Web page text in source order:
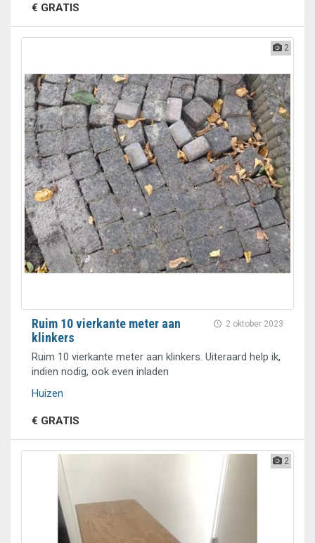
€ GRATIS
2
2 oktober 2023
Ruim 10 vierkante meter aan
klinkers
Ruim 10 vierkante meter aan klinkers. Uiteraard help ik,
indien nodig, ook even inladen
Huizen
€ GRATIS
2